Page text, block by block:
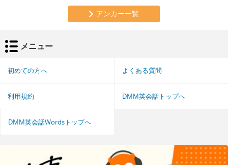
アンカー一覧
メニュー
初めての方へ よくある質問
利用規約 DMM英会話トップへ
DMM英会話Wordsトップへ